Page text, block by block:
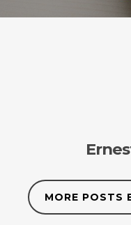
MORE POSTS